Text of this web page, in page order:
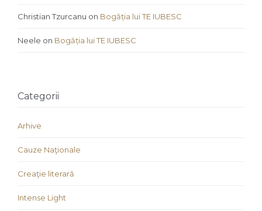
Christian Tzurcanu on Bogăția lui TE IUBESC
Neele on Bogăția lui TE IUBESC
Categorii
Arhive
Cauze Naţionale
Creaţie literară
Intense Light